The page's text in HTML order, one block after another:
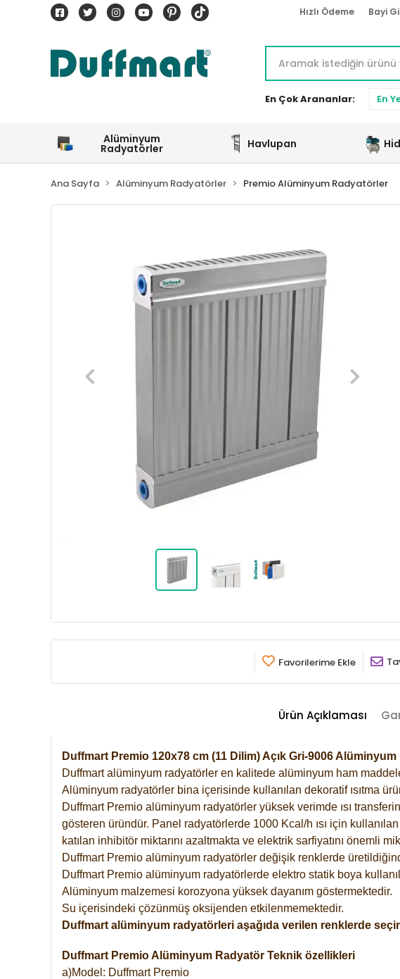
Hızlı Ödeme Bayi
En Çok Arananlar: En
Alüminyum
Radyatörler Havlupan
Ana Sayfa Alüminyum Radyatörler Premio Alüminyum Radyatörler
Favorilerime Ekle
Ürün Açıklaması
Duffmart Premio 120x78 cm (11 Dilim) Açık Gri-9006
Duffmart alüminyum radyatörler en kalitede alüminyum ham
Alüminyum radyatörler bina içerisinde kullanılan dekoratif ısıtma
Duffmart Premio alüminyum radyatörler yüksek verimde ısı
gösteren üründür. Panel radyatörlerde 1000 Kcal/h ısı için
katılan inhibitör miktarını azaltmakta ve elektrik sarfiyatını önemli
Duffmart Premio alüminyum radyatörler değişik renklerde
Duffmart Premio alüminyum radyatörlerde elektro statik boya
Alüminyum malzemesi korozyona yüksek dayanım göstermektedir.
Su içerisindeki çözünmüş oksijenden etkilenmemektedir.
Duffmart alüminyum radyatörleri aşağıda verilen renklerde
Duffmart Premio Alüminyum Radyatör Teknik özellikleri
a)Model: Duffmart Premio